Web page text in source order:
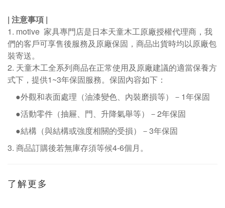
| 注意事項 |
1. motive 家具專門店是日本天童木工原廠授權代理商，我
們的客戶可享售後服務及原廠保固，商品出貨時均以原廠包
裝寄送。
2. 天童木工全系列商品在正常使用及原廠建議的適當保養方
式下，提供1~3年保固服務。保固內容如下：
●外觀和表面處理（油漆變色、內裝磨損等）－ 1年保固
●活動零件（抽屜、門、升降氣舉等）－2年保固
●結構（與結構或強度相關的受損）－3年保固
3. 商品訂購後若無庫存須等候4-6個月。
了解更多